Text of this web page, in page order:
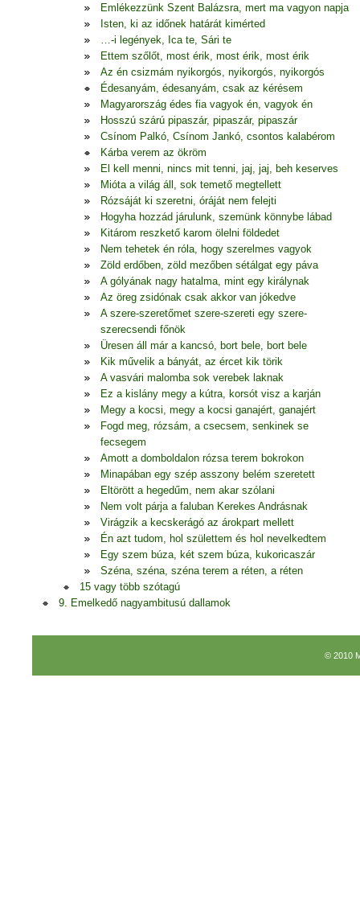
Emlékezzünk Szent Balázsra, mert ma vagyon napja
Isten, ki az időnek határát kimérted
…-i legények, Ica te, Sári te
Ettem szőlőt, most érik, most érik, most érik
Az én csizmám nyikorgós, nyikorgós, nyikorgós
Édesanyám, édesanyám, csak az kérésem
Magyarország édes fia vagyok én, vagyok én
Hosszú szárú pipaszár, pipaszár, pipaszár
Csínom Palkó, Csínom Jankó, csontos kalabérom
Kárba verem az ökröm
El kell menni, nincs mit tenni, jaj, jaj, beh keserves
Mióta a világ áll, sok temető megtellett
Rózsáját ki szeretni, óráját nem felejti
Hogyha hozzád járulunk, szemünk könnybe lábad
Kitárom reszkető karom ölelni földedet
Nem tehetek én róla, hogy szerelmes vagyok
Zöld erdőben, zöld mezőben sétálgat egy páva
A gólyának nagy hatalma, mint egy királynak
Az öreg zsidónak csak akkor van jókedve
A szere-szeretőmet szere-szereti egy szere-
szerecsendi főnök
Üresen áll már a kancsó, bort bele, bort bele
Kik művelik a bányát, az ércet kik törik
A vasvári malomba sok verebek laknak
Ez a kislány megy a kútra, korsót visz a karján
Megy a kocsi, megy a kocsi ganajért, ganajért
Fogd meg, rózsám, a csecsem, senkinek se
fecsegem
Amott a domboldalon rózsa terem bokrokon
Minapában egy szép asszony belém szeretett
Eltörött a hegedűm, nem akar szólani
Nem volt párja a faluban Kerekes Andrásnak
Virágzik a kecskerágó az árokpart mellett
Én azt tudom, hol születtem és hol nevelkedtem
Egy szem búza, két szem búza, kukoricaszár
Széna, széna, széna terem a réten, a réten
15 vagy több szótagú
9. Emelkedő nagyambitusú dallamok
© 2010